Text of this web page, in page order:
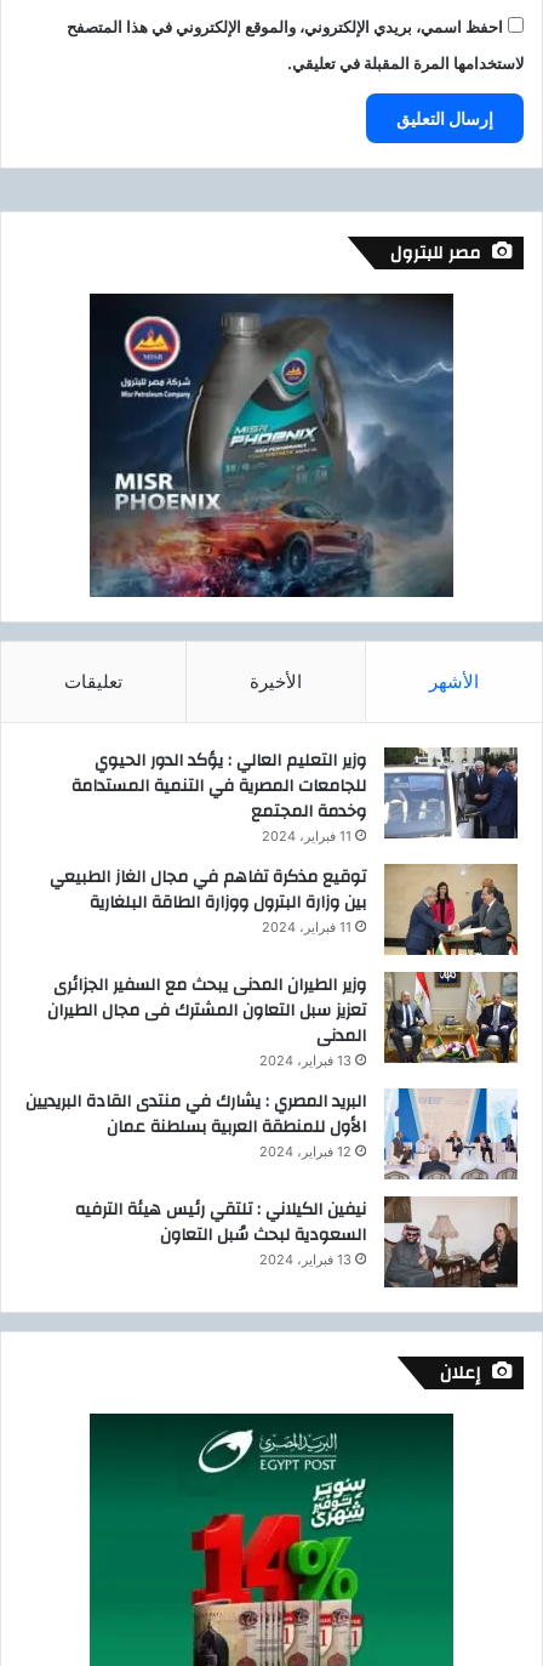
احفظ اسمي، بريدي الإلكتروني، والموقع الإلكتروني في هذا المتصفح
لاستخدامها المرة المقبلة في تعليقي.
مصر للبترول
الأشهر الأخيرة تعليقات
وزير التعليم العالي : يؤكد الدور الحيوي
للجامعات المصرية في التنمية المستدامة
وخدمة المجتمع
11 فبراير، 2024
توقيع مذكرة تفاهم في مجال الغاز الطبيعي
بين وزارة البترول ووزارة الطاقة البلغارية
11 فبراير، 2024
وزير الطيران المدنى يبحث مع السفير الجزائرى
تعزيز سبل التعاون المشترك فى مجال الطيران
المدنى
13 فبراير، 2024
البريد المصري : يشارك في منتدى القادة البريديين
الأول للمنطقة العربية بسلطنة عمان
12 فبراير، 2024
نيفين الكيلاني : تلتقي رئيس هيئة الترفيه
السعودية لبحث سُبل التعاون
13 فبراير، 2024
إعلان